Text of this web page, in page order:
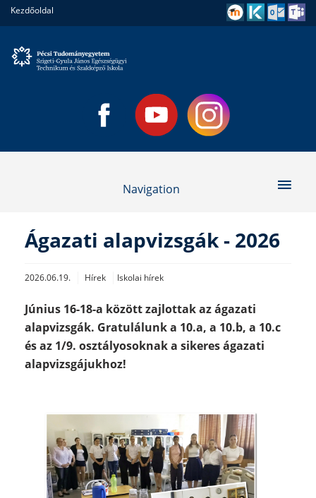
Kezdőoldal
Navigation
Ágazati alapvizsgák - 2026
2026.06.19. Hírek Iskolai hírek
Június 16-18-a között zajlottak az ágazati
alapvizsgák. Gratulálunk a 10.a, a 10.b, a 10.c
és az 1/9. osztályosoknak a sikeres ágazati
alapvizsgájukhoz!